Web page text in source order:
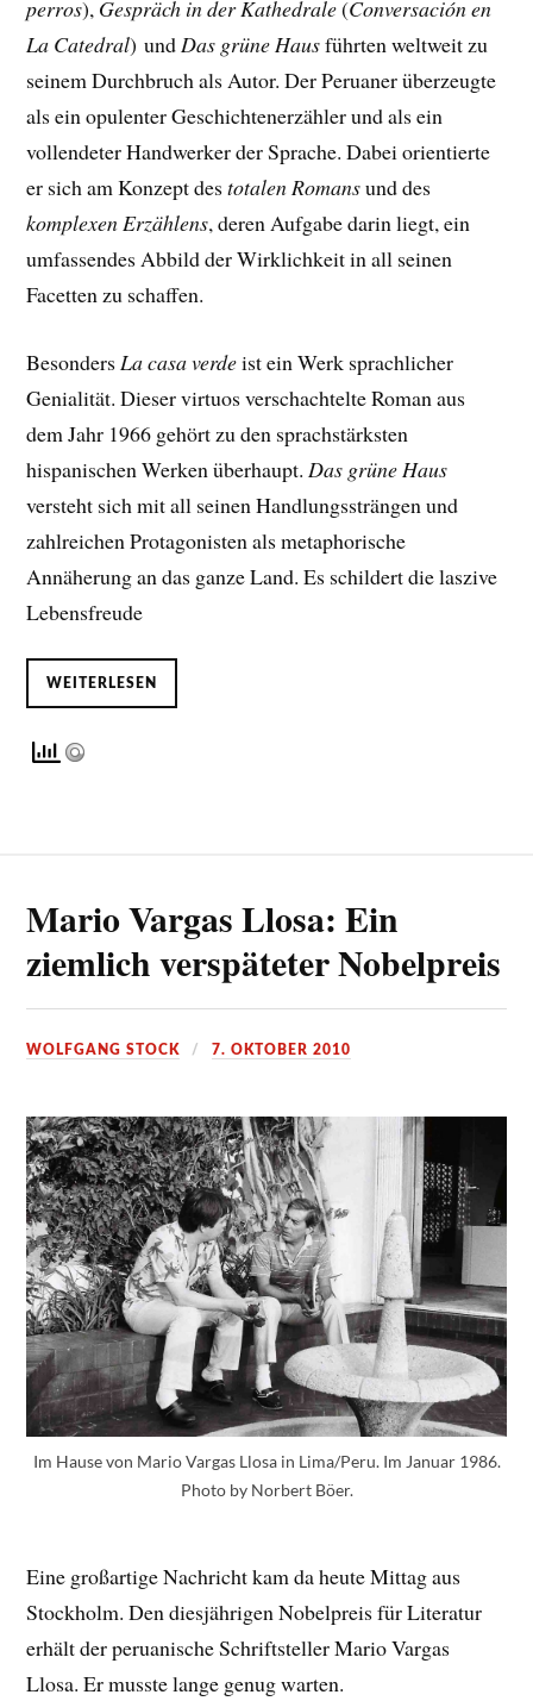
perros), Gespräch in der Kathedrale(Conversación en
La Catedral) undDas grüne Hausführten weltweit zu
seinem Durchbruch als Autor. Der Peruaner überzeugte
als ein opulenter Geschichtenerzähler und als ein
vollendeter Handwerker der Sprache. Dabei orientierte
er sich am Konzept destotalen Romansund des
komplexen Erzählens, deren Aufgabe darin liegt, ein
umfassendes Abbild der Wirklichkeit in all seinen
Facetten zu schaffen.
BesondersLa casa verdeist ein Werk sprachlicher
Genialität. Dieser virtuos verschachtelte Roman aus
dem Jahr 1966 gehört zu den sprachstärksten
hispanischen Werken überhaupt.Das grüne Haus
versteht sich mit all seinen Handlungssträngen und
zahlreichen Protagonisten als metaphorische
Annäherung an das ganze Land. Es schildert die laszive
Lebensfreude
WEITERLESEN
Mario Vargas Llosa: Ein
ziemlich verspäteter Nobelpreis
WOLFGANG STOCK 7. OKTOBER 2010
Im Hause von Mario Vargas Llosa in Lima/Peru. Im Januar 1986.
Photo by Norbert Böer.
Eine großartige Nachricht kam da heute Mittag aus
Stockholm. Den diesjährigen Nobelpreis für Literatur
erhält der peruanische Schriftsteller Mario Vargas
Llosa. Er musste lange genug warten.